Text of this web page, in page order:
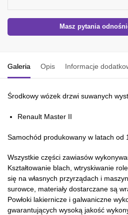
Masz pytania
Galeria Opis Informacje
Środkowy wózek drzwi suwanych
Renault Master II
Samochód produkowany w latach od
Wszystkie części zawiasów
Kształtowanie blach, wtryskiwanie
się na własnych przyrządach i
surowce, materiały dostarczane są
Powłoki lakiernicze i galwaniczne
gwarantujących wysoką jakość